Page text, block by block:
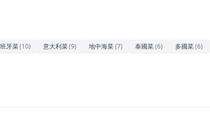
牙菜(10) 意大利菜(9) 地中海菜(7) 泰國菜(6) 多國菜(6)